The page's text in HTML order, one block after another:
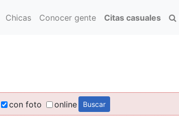
Chicas Conocer gente Citas casuales
con foto online